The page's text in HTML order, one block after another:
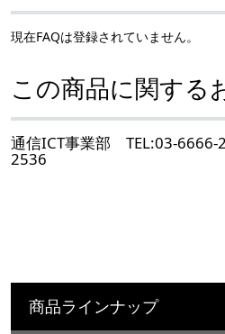
現在FAQは登録されていません。
この商品に関する
通信ICT事業部 TEL:03-6666-
2536
商品ラインナップ